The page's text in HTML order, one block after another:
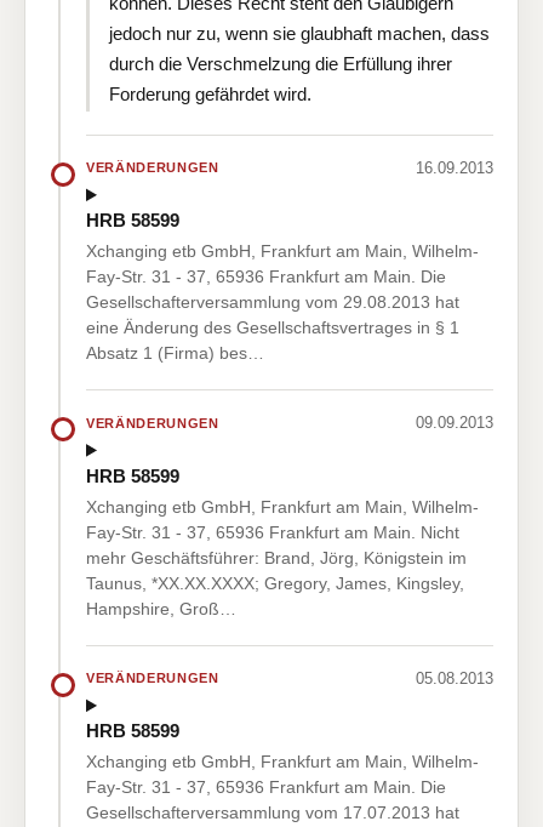
jedoch nur zu, wenn sie glaubhaft machen, dass
durch die Verschmelzung die Erfüllung ihrer
Forderung gefährdet wird.
VERÄNDERUNGEN 16.09.2013
HRB 58599
Xchanging etb GmbH, Frankfurt am Main, Wilhelm-
Fay-Str. 31 - 37, 65936 Frankfurt am Main. Die
Gesellschafterversammlung vom 29.08.2013 hat
eine Änderung des Gesellschaftsvertrages in § 1
Absatz 1 (Firma) bes…
VERÄNDERUNGEN 09.09.2013
HRB 58599
Xchanging etb GmbH, Frankfurt am Main, Wilhelm-
Fay-Str. 31 - 37, 65936 Frankfurt am Main. Nicht
mehr Geschäftsführer: Brand, Jörg, Königstein im
Taunus, *XX.XX.XXXX; Gregory, James, Kingsley,
Hampshire, Groß…
VERÄNDERUNGEN 05.08.2013
HRB 58599
Xchanging etb GmbH, Frankfurt am Main, Wilhelm-
Fay-Str. 31 - 37, 65936 Frankfurt am Main. Die
Gesellschafterversammlung vom 17.07.2013 hat